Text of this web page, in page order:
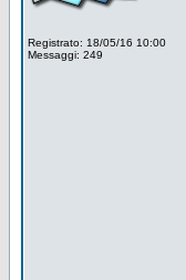
Registrato: 18/05/16 10:00
Messaggi: 249